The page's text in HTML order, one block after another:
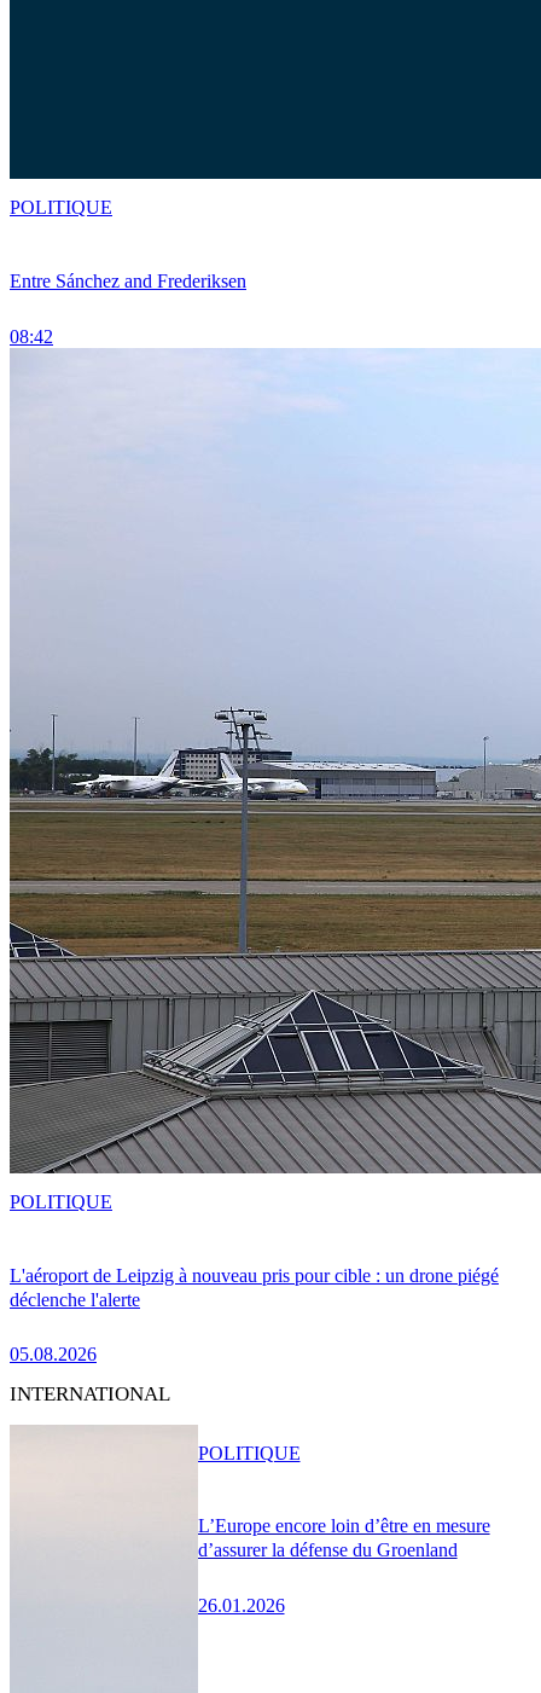
Entre Sánchez and Frederiksen
08:42
POLITIQUE
L'aéroport de Leipzig à nouveau pris pour cible : un drone piégé
déclenche l'alerte
05.08.2026
POLITIQUE
INTERNATIONAL
L’Europe encore loin d’être en mesure
d’assurer la défense du Groenland
26.01.2026
POLITIQUE